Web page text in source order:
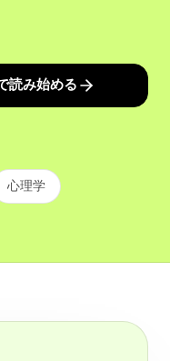
読み始める
心理学